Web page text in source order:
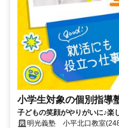
小学生対象の個別指導
子どもの笑顔がやりがいに♪楽
も安心の研修あり！週1日から
明光義塾 小平北口教室